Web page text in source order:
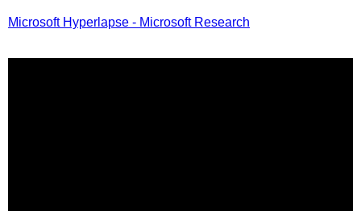
Microsoft Hyperlapse - Microsoft Research